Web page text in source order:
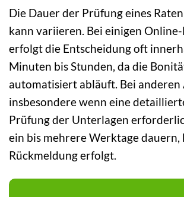
Die Dauer der Prüfung eines
kann variieren. Bei einigen
erfolgt die Entscheidung oft
Minuten bis Stunden, da die
automatisiert abläuft. Bei anderen
insbesondere wenn eine
Prüfung der Unterlagen
ein bis mehrere Werktage dauern,
Rückmeldung erfolgt.